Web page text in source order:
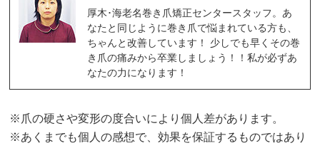
厚木･海老名巻き爪矯正センタースタッフ。あ
なたと同じように巻き爪で悩まれている方も、
ちゃんと改善しています！ 少しでも早くその巻
き爪の痛みから卒業しましょう！！私が必ずあ
なたの力になります！
※爪の硬さや変形の度合いにより個人差があります。
※あくまでも個人の感想で、効果を保証するものではあり